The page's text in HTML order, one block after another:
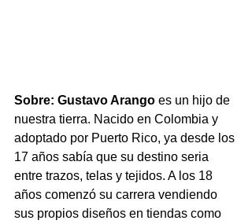
Sobre: Gustavo Arango es un hijo de
nuestra tierra. Nacido en Colombia y
adoptado por Puerto Rico, ya desde los
17 años sabía que su destino seria
entre trazos, telas y tejidos. A los 18
años comenzó su carrera vendiendo
sus propios diseños en tiendas como